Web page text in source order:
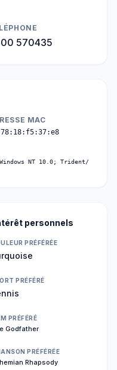
570435
MAC
NT 10.0; Trident/
personnels
PRÉFÉRÉE
PRÉFÉRÉ
PRÉFÉRÉ
Godfather
PRÉFÉRÉE
Rhapsody